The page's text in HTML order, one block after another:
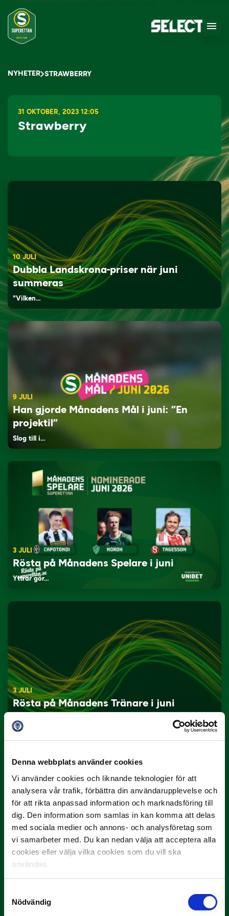
Denna webbplats använder cookies
Vi använder cookies och liknande teknologier för att
analysera vår trafik, förbättra din användarupplevelse och
för att rikta anpassad information och marknadsföring till
dig. Den information som samlas in kan komma att delas
med sociala medier och annons- och analysföretag som
vi samarbeter med. Du kan nedan välja att acceptera alla
cookies eller välja vilka cookies som du vill ska
användas.
Nödvändig
NYHETER STRAWBERRY
31 OKTOBER, 2023 12:05
Strawberry
10 JULI
Dubbla Landskrona-priser när juni
summeras
"Vilken…
9 JULI
Han gjorde Månadens Mål i juni: ”En
projektil”
Slog till i…
3 JULI
Rösta på Månadens Spelare i juni
Yttrar gör…
3 JULI
Rösta på Månadens Tränare i juni
Här är de…
29 JUNI
Lagerlöf tar över i Sandvikens IF
Tillbaka i hetluften…